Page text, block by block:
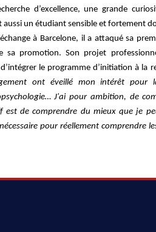
d’excellence, une grande
aussi un étudiant sensible et fortement
à Barcelone, il a attaqué sa
promotion. Son projet
le programme d’initiation à la
ont éveillé mon intérêt pour
J'ai pour ambition, de
est de comprendre du mieux que je
pour réellement comprendre